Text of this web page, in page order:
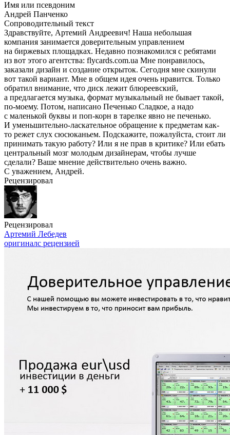
Имя или псевдоним
Андрей Панченко
Сопроводительный текст
Здравствуйте, Артемий Андреевич! Наша небольшая
компания занимается доверительным управлением
на биржевых площадках. Недавно познакомился с ребятами
из вот этого агентства: flycards.com.ua Мне понравилось,
заказали дизайн и создание открыток. Сегодня мне скинули
вот такой вариант. Мне в общем идея очень нравится. Только
обратил внимание, что диск лежит блюреевский,
а предлагается музыка, формат музыкальный не бывает такой,
по-моему. Потом, написано Печенько Сладкое, а надо
с маленькой буквы и поп-корн в тарелке явно не печенько.
И уменьшительно-ласкательное обращение к предметам как-
то режет слух сюсюканьем. Подскажите, пожалуйста, стоит ли
принимать такую работу? Или я не прав в критике? Или ебать
центральный мозг молодым дизайнерам, чтобы лучше
сделали? Ваше мнение действительно очень важно.
С уважением, Андрей.
Рецензировал
Рецензировал
Артемий Лебедев
оригиналс рецензией